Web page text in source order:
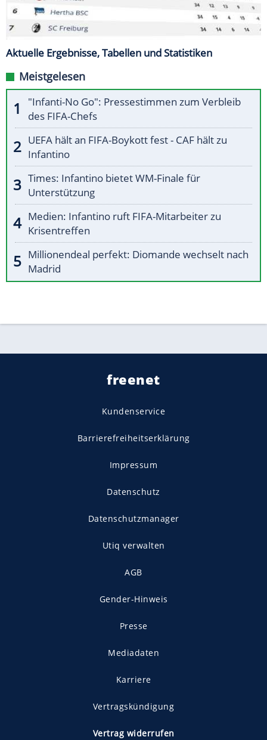
Aktuelle Ergebnisse, Tabellen und Statistiken
Meistgelesen
"Infanti-No Go": Pressestimmen zum Verbleib
des FIFA-Chefs
UEFA hält an FIFA-Boykott fest - CAF hält zu
Infantino
Times: Infantino bietet WM-Finale für
Unterstützung
Medien: Infantino ruft FIFA-Mitarbeiter zu
Krisentreffen
Millionendeal perfekt: Diomande wechselt nach
Madrid
freenet
Kundenservice
Barrierefreiheitserklärung
Impressum
Datenschutz
Datenschutzmanager
Utiq verwalten
AGB
Gender-Hinweis
Presse
Mediadaten
Karriere
Vertragskündigung
Vertrag widerrufen